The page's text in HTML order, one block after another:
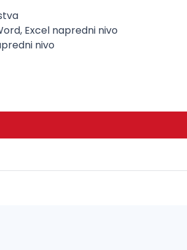
Excel napredni nivo
nivo